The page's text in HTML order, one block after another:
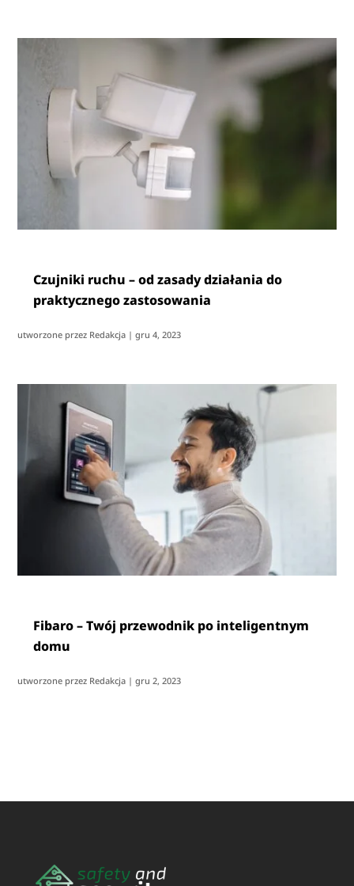
Czujniki ruchu – od zasady działania do
praktycznego zastosowania
utworzone przez Redakcja |gru 4, 2023
Fibaro – Twój przewodnik po inteligentnym
domu
utworzone przez Redakcja |gru 2, 2023